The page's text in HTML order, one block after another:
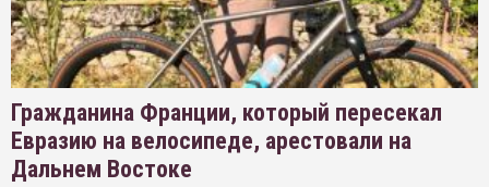
Гражданина Франции, который пересекал
Евразию на велосипеде, арестовали на
Дальнем Востоке